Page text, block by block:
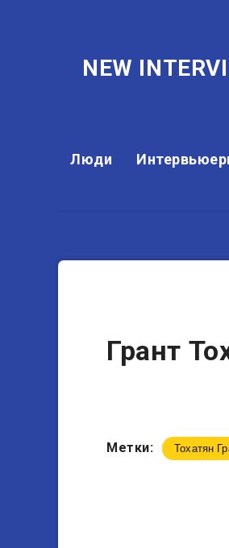
NEW
Люди
Грант
Метки: Тохатян